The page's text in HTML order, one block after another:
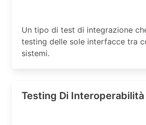
Un tipo di test di integrazione
testing delle sole interfacce tra
sistemi.
Testing Di Interoperabilità